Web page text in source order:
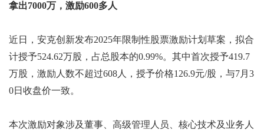
拿出7000万，激励600多人
近日， 安克创新发布2025年限制性股票激励计划 草案 ，拟合
计授予524.62万股，占总股本的0.99%。其中首次授予419.7
万股，激励人数不超过608人，授予价格126.9元/股 ，与7月3
0日收盘价一致。
本次激励对象涉及董事、高级管理人员、核心技术及业务人